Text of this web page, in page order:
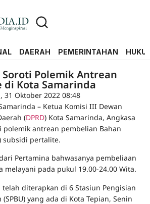
DAERAH PEMERINTAHAN
Soroti Polemik Antrean
di Kota Samarinda
31 Oktober 2022 08:48
– Ketua Komisi III Dewan
(DPRD) Kota Samarinda, Angkasa
polemik antrean pembelian Bahan
subsidi pertalite.
Pertamina bahwasanya pembeliaan
melayani pada pukul 19.00-24.00 Wita.
diterapkan di 6 Stasiun Pengisian
yang ada di Kota Tepian, Senin